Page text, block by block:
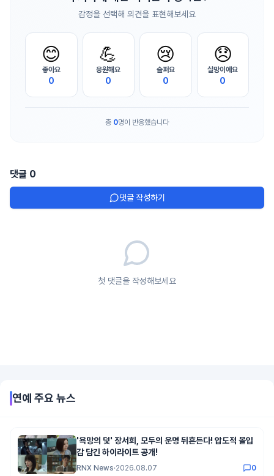
감정을 선택해 의견을 표현해보세요
😊
좋아요
0
💪
응원해요
0
😢
슬퍼요
0
😞
실망이에요
0
총 0명이 반응했습니다
댓글 0
댓글 작성하기
첫 댓글을 작성해보세요
연예 주요 뉴스
'욕망의 덫' 장서희, 모두의 운명 뒤흔든다! 압도적 몰입
감 담긴 하이라이트 공개!
RNX News·2026.08.07 0